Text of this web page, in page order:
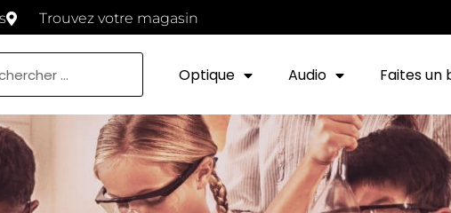
Trouvez votre magasin
Optique Audio Faites un